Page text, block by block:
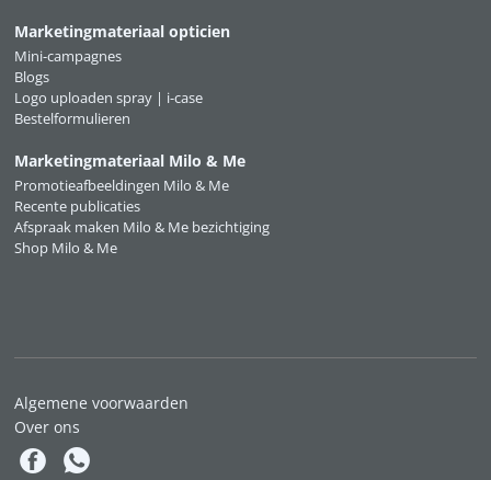
Marketingmateriaal opticien
Mini-campagnes
Blogs
Logo uploaden spray | i-case
Bestelformulieren
Marketingmateriaal Milo & Me
Promotieafbeeldingen Milo & Me
Recente publicaties
Afspraak maken Milo & Me bezichtiging
Shop Milo & Me
Algemene voorwaarden
Over ons